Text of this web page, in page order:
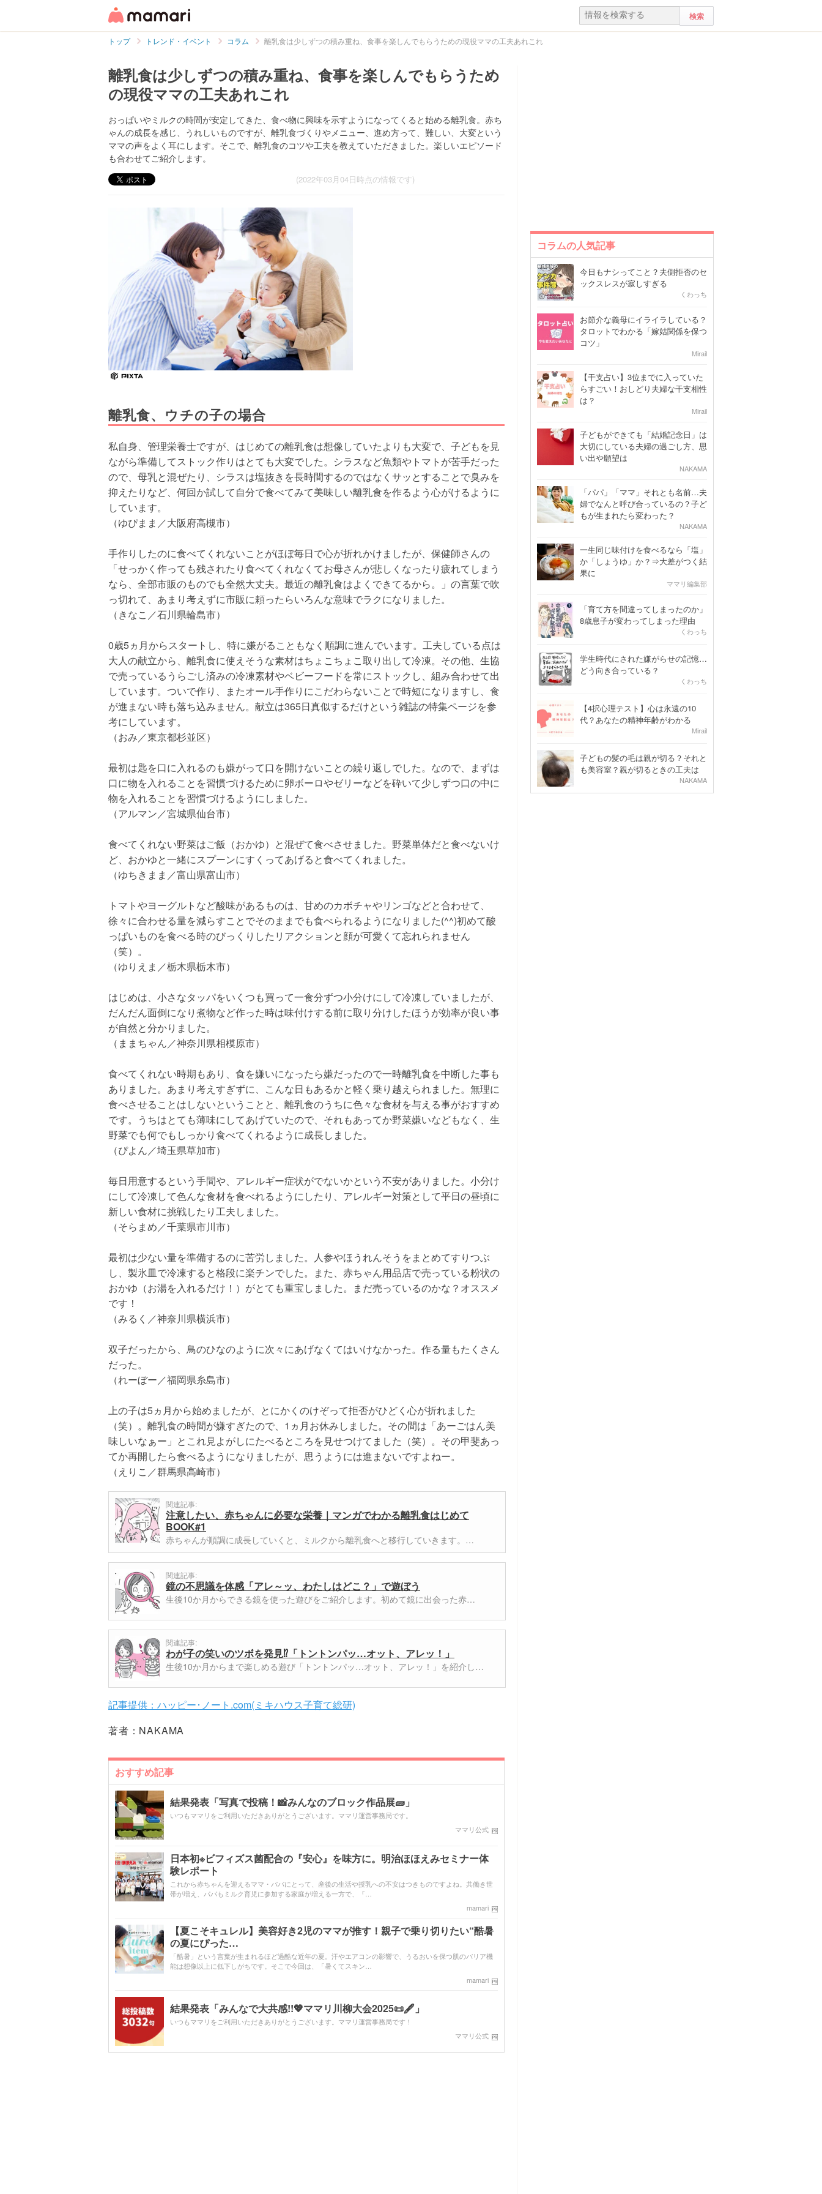
トップ トレンド・イベント コラム 離乳食は少しずつの積み重ね、食事を楽しんでもらうための現役ママの工夫あれこれ
離乳食は少しずつの積み重ね、食事を楽しんでもらうため
の現役ママの工夫あれこれ
おっぱいやミルクの時間が安定してきた、食べ物に興味を示すようになってくると始める離乳食。赤ち
ゃんの成長を感じ、うれしいものですが、離乳食づくりやメニュー、進め方って、難しい、大変という
ママの声をよく耳にします。そこで、離乳食のコツや工夫を教えていただきました。楽しいエピソード
も合わせてご紹介します。
(2022年03月04日時点の情報です)
離乳食、ウチの子の場合
私自身、管理栄養士ですが、はじめての離乳食は想像していたよりも大変で、子どもを見
ながら準備してストック作りはとても大変でした。シラスなど魚類やトマトが苦手だった
ので、母乳と混ぜたり、シラスは塩抜きを長時間するのではなくサッとすることで臭みを
抑えたりなど、何回か試して自分で食べてみて美味しい離乳食を作るよう心がけるように
しています。
（ゆぴまま／大阪府高槻市）
手作りしたのに食べてくれないことがほぼ毎日で心が折れかけましたが、保健師さんの
「せっかく作っても残されたり食べてくれなくてお母さんが悲しくなったり疲れてしまう
なら、全部市販のものでも全然大丈夫。最近の離乳食はよくできてるから。」の言葉で吹
っ切れて、あまり考えずに市販に頼ったらいろんな意味でラクになりました。
（きなこ／石川県輪島市）
0歳5ヵ月からスタートし、特に嫌がることもなく順調に進んでいます。工夫している点は
大人の献立から、離乳食に使えそうな素材はちょこちょこ取り出して冷凍。その他、生協
で売っているうらごし済みの冷凍素材やベビーフードを常にストックし、組み合わせて出
しています。ついで作り、またオール手作りにこだわらないことで時短になりますし、食
が進まない時も落ち込みません。献立は365日真似するだけという雑誌の特集ページを参
考にしています。
（おみ／東京都杉並区）
最初は匙を口に入れるのも嫌がって口を開けないことの繰り返しでした。なので、まずは
口に物を入れることを習慣づけるために卵ボーロやゼリーなどを砕いて少しずつ口の中に
物を入れることを習慣づけるようにしました。
（アルマン／宮城県仙台市）
食べてくれない野菜はご飯（おかゆ）と混ぜて食べさせました。野菜単体だと食べないけ
ど、おかゆと一緒にスプーンにすくってあげると食べてくれました。
（ゆちきまま／富山県富山市）
トマトやヨーグルトなど酸味があるものは、甘めのカボチャやリンゴなどと合わせて、
徐々に合わせる量を減らすことでそのままでも食べられるようになりました(^^)初めて酸
っぱいものを食べる時のびっくりしたリアクションと顔が可愛くて忘れられません
（笑）。
（ゆりえま／栃木県栃木市）
はじめは、小さなタッパをいくつも買って一食分ずつ小分けにして冷凍していましたが、
だんだん面倒になり煮物など作った時は味付けする前に取り分けしたほうが効率が良い事
が自然と分かりました。
（ままちゃん／神奈川県相模原市）
食べてくれない時期もあり、食を嫌いになったら嫌だったので一時離乳食を中断した事も
ありました。あまり考えすぎずに、こんな日もあるかと軽く乗り越えられました。無理に
食べさせることはしないということと、離乳食のうちに色々な食材を与える事がおすすめ
です。うちはとても薄味にしてあげていたので、それもあってか野菜嫌いなどもなく、生
野菜でも何でもしっかり食べてくれるように成長しました。
（ぴよん／埼玉県草加市）
毎日用意するという手間や、アレルギー症状がでないかという不安がありました。小分け
にして冷凍して色んな食材を食べれるようにしたり、アレルギー対策として平日の昼頃に
新しい食材に挑戦したり工夫しました。
（そらまめ／千葉県市川市）
最初は少ない量を準備するのに苦労しました。人参やほうれんそうをまとめてすりつぶ
し、製氷皿で冷凍すると格段に楽チンでした。また、赤ちゃん用品店で売っている粉状の
おかゆ（お湯を入れるだけ！）がとても重宝しました。まだ売っているのかな？オススメ
です！
（みるく／神奈川県横浜市）
双子だったから、鳥のひなのように次々にあげなくてはいけなかった。作る量もたくさん
だった。
（れーぼー／福岡県糸島市）
上の子は5ヵ月から始めましたが、とにかくのけぞって拒否がひどく心が折れました
（笑）。離乳食の時間が嫌すぎたので、1ヵ月お休みしました。その間は「あーごはん美
味しいなぁー」とこれ見よがしにたべるところを見せつけてました（笑）。その甲斐あっ
てか再開したら食べるようになりましたが、思うようには進まないですよねー。
（えりこ／群馬県高崎市）
関連記事:
注意したい、赤ちゃんに必要な栄養｜マンガでわかる離乳食はじめて
BOOK#1
赤ちゃんが順調に成長していくと、ミルクから離乳食へと移行していきます。…
関連記事:
鏡の不思議を体感「アレ～ッ、わたしはどこ？」で遊ぼう
生後10か月からできる鏡を使った遊びをご紹介します。初めて鏡に出会った赤…
関連記事:
わが子の笑いのツボを発見⁉「トントンパッ…オット、アレッ！」
生後10か月からまで楽しめる遊び「トントンパッ…オット、アレッ！」を紹介し…
記事提供：ハッピー･ノート.com(ミキハウス子育て総研)
著者： NAKAMA
おすすめ記事
結果発表「写真で投稿！📸みんなのブロック作品展🧱」
いつもママリをご利用いただきありがとうございます。ママリ運営事務局です。
ママリ公式
日本初※ビフィズス菌配合の『安心』を味方に。明治ほほえみセミナー体
験レポート
これから赤ちゃんを迎えるママ・パパにとって、産後の生活や授乳への不安はつきものですよね。共働き世
帯が増え、パパもミルク育児に参加する家庭が増える一方で、『…
mamari
【夏こそキュレル】美容好き2児のママが推す！親子で乗り切りたい“酷暑
の夏にぴった…
「酷暑」という言葉が生まれるほど過酷な近年の夏。汗やエアコンの影響で、うるおいを保つ肌のバリア機
能は想像以上に低下しがちです。そこで今回は、「暑くてスキン…
mamari
結果発表「みんなで大共感!!💖ママリ川柳大会2025📜🖋️」
いつもママリをご利用いただきありがとうございます。ママリ運営事務局です！
ママリ公式
コラムの人気記事
今日もナシってこと？夫側拒否のセ
ックスレスが寂しすぎる
くわっち
お節介な義母にイライラしている？
タロットでわかる「嫁姑関係を保つ
コツ」
Mirail
【干支占い】3位までに入っていた
らすごい！おしどり夫婦な干支相性
は？
Mirail
子どもができても「結婚記念日」は
大切にしている夫婦の過ごし方、思
い出や願望は
NAKAMA
「パパ」「ママ」それとも名前…夫
婦でなんと呼び合っているの？子ど
もが生まれたら変わった？
NAKAMA
一生同じ味付けを食べるなら「塩」
か「しょうゆ」か？⇒大差がつく結
果に
ママリ編集部
「育て方を間違ってしまったのか」
8歳息子が変わってしまった理由
くわっち
学生時代にされた嫌がらせの記憶…
どう向き合っている？
くわっち
【4択心理テスト】心は永遠の10
代？あなたの精神年齢がわかる
Mirail
子どもの髪の毛は親が切る？それと
も美容室？親が切るときの工夫は
NAKAMA